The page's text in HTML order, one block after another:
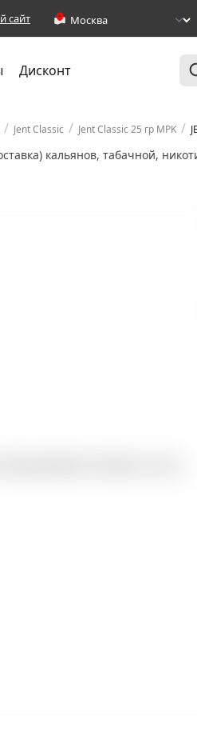
сайт
Дисконт
/ Jent Classic / Jent Classic 25 гр MPK /
кальянов, табачной,